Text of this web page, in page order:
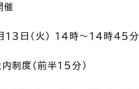
催
１３日（火） １４時～１４時４５分
制度（前半１５分）